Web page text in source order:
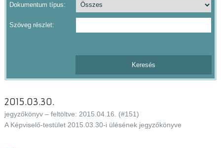
Dokumentum típus:
Szöveg részlet:
2015.03.30.
jegyzőkönyv – feltöltve: 2015.04.16. (#151)
A Képviselő-testület 2015.03.30-i ülésének jegyzőkönyve